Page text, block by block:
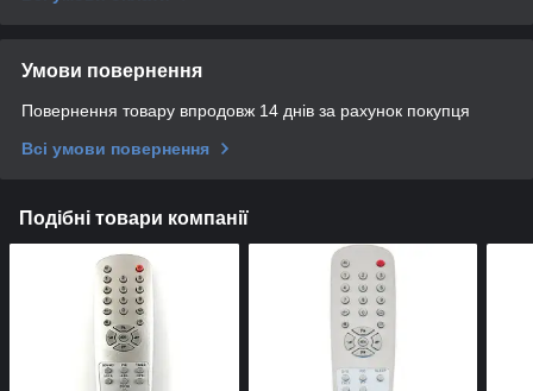
Умови повернення
Повернення товару впродовж 14 днів за рахунок покупця
Всі умови повернення
Подібні товари компанії